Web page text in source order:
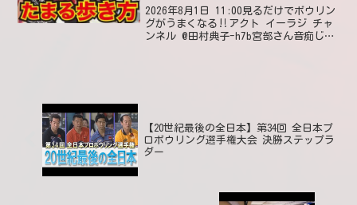
る #ボウリング投げ方 #55
2026年8月1日 11:00見るだけでボウリン
グがうまくなる‼アクト イーラジ チャ
ンネル @田村典子-h7b宮部さん音痴じゃ
【20世紀最後の全日本】第34回 全日本プ
ロボウリング選手権大会 決勝ステップラ
ダー